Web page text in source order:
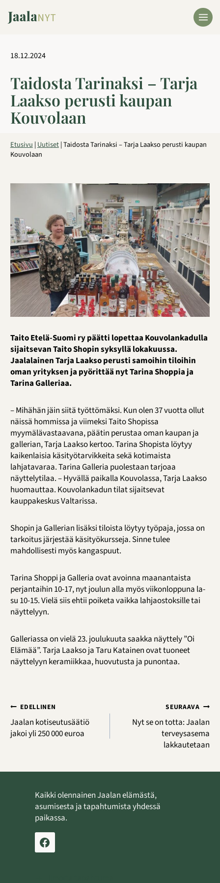
sisältöön
18.12.2024
Taidosta Tarinaksi – Tarja
Laakso perusti kaupan
Kouvolaan
Etusivu|Uutiset|Taidosta Tarinaksi – Tarja Laakso perusti kaupan
Kouvolaan
Taito Etelä-Suomi ry päätti lopettaa Kouvolankadulla
sijaitsevan Taito Shopin syksyllä lokakuussa.
Jaalalainen Tarja Laakso perusti samoihin tiloihin
oman yrityksen ja pyörittää nyt Tarina Shoppia ja
Tarina Galleriaa.
– Mihähän jäin siitä työttömäksi. Kun olen 37 vuotta ollut
näissä hommissa ja viimeksi Taito Shopissa
myymälävastaavana, päätin perustaa oman kaupan ja
gallerian, Tarja Laakso kertoo. Tarina Shopista löytyy
kaikenlaisia käsityötarvikkeita sekä kotimaista
lahjatavaraa. Tarina Galleria puolestaan tarjoaa
näyttelytilaa. – Hyvällä paikalla Kouvolassa, Tarja Laakso
huomauttaa. Kouvolankadun tilat sijaitsevat
kauppakeskus Valtarissa.
Shopin ja Gallerian lisäksi tiloista löytyy työpaja, jossa on
tarkoitus järjestää käsityökursseja. Sinne tulee
mahdollisesti myös kangaspuut.
Tarina Shoppi ja Galleria ovat avoinna maanantaista
perjantaihin 10-17, nyt joulun alla myös viikonloppuna la-
su 10-15. Vielä siis ehtii poiketa vaikka lahjaostoksille tai
näyttelyyn.
Galleriassa on vielä 23. joulukuuta saakka näyttely ”Oi
Elämää”. Tarja Laakso ja Taru Katainen ovat tuoneet
näyttelyyn keramiikkaa, huovutusta ja punontaa.
Artikkelien
selaus
EDELLINEN
Jaalan kotiseutusäätiö
jakoi yli 250 000 euroa
SEURAAVA
Nyt se on totta: Jaalan
terveysasema
lakkautetaan
Kaikki olennainen Jaalan elämästä,
asumisesta ja tapahtumista yhdessä
paikassa.